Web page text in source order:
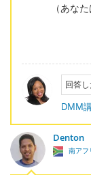
（あな
回答
DMM
Denton
南アフ